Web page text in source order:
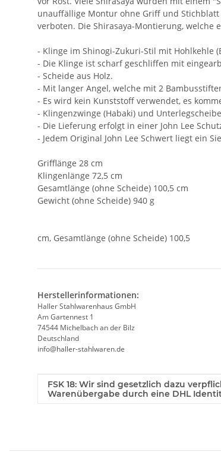
unauffällige Montur ohne Griff und Stichblatt
verboten. Die Shirasaya-Montierung, welche
- Klinge im Shinogi-Zukuri-Stil mit Hohlkehle
- Die Klinge ist scharf geschliffen mit
- Scheide aus Holz.
- Mit langer Angel, welche mit 2
- Es wird kein Kunststoff verwendet, es
- Klingenzwinge (Habaki) und
- Die Lieferung erfolgt in einer John Lee
- Jedem Original John Lee Schwert liegt ein
Grifflänge 28 cm
Klingenlänge 72,5 cm
Gesamtlänge (ohne Scheide) 100,5 cm
Gewicht (ohne Scheide) 940 g
cm, Gesamtlänge (ohne Scheide) 100,5
Herstellerinformationen:
Haller Stahlwarenhaus GmbH
Am Gartennest 1
74544 Michelbach an der Bilz
Deutschland
info@haller-stahlwaren.de
Produkteigenschaft
Wert
FSK 18: Wir sind gesetzlich dazu
Warenübergabe durch eine DHL